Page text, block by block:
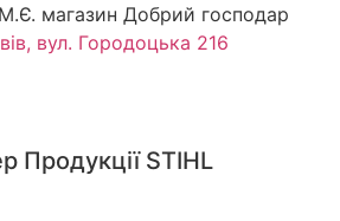
магазин Добрий господар
вул. Городоцька 216
Продукції STIHL